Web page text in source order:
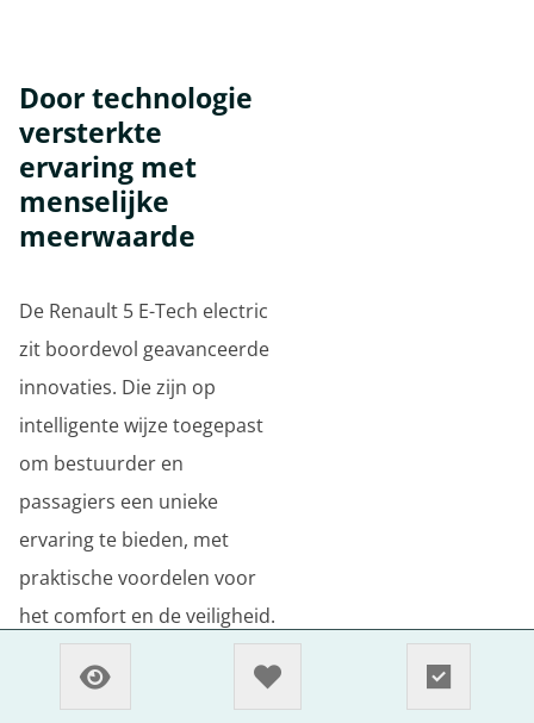
Door technologie
versterkte
ervaring met
menselijke
meerwaarde
De Renault 5 E-Tech electric
zit boordevol geavanceerde
innovaties. Die zijn op
intelligente wijze toegepast
om bestuurder en
passagiers een unieke
ervaring te bieden, met
praktische voordelen voor
het comfort en de veiligheid.
benadering van innovatie is